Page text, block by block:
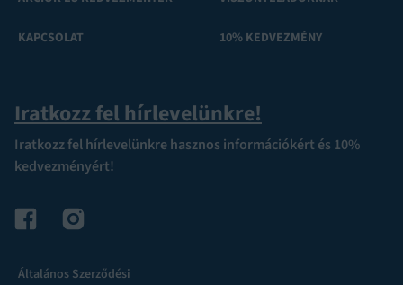
KAPCSOLAT 10% KEDVEZMÉNY
Iratkozz fel hírlevelünkre!
Iratkozz fel hírlevelünkre hasznos információkért és 10%
kedvezményért!
Általános Szerződési